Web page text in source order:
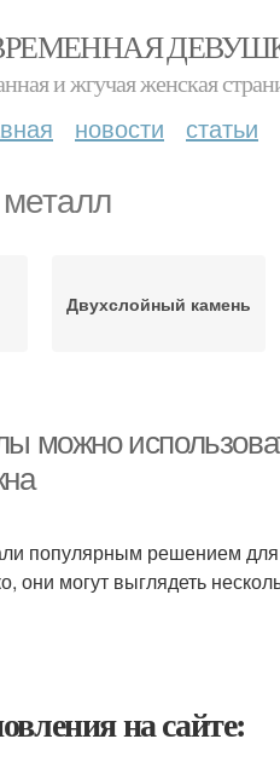
и жгучая женская
новости статьи
Двухслойный камень
можно
популярным решением
они могут выглядеть
на сайте: